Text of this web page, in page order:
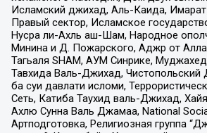
Исламский джихад, Аль-Каида,
Правый сектор, Исламское
Нусра ли-Ахль аш-Шам, Народное
Минина и Д. Пожарского, Аджр от
Тагьаля SHAM, АУМ Синрике,
Тавхида Валь-Джихад, Чистопольский
ба суи давлати исломи,
Сеть, Катиба Таухид валь-Джихад,
Ахлю Сунна Валь Джамаа, National
Артподготовка, Религиозная группа